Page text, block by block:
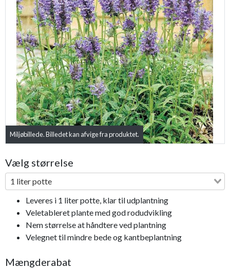
Miljøbillede. Billedet kan afvige fra produktet.
Previous Next
Vælg størrelse
1 liter potte
Leveres i 1 liter potte, klar til udplantning
Veletableret plante med god rodudvikling
Nem størrelse at håndtere ved plantning
Velegnet til mindre bede og kantbeplantning
Mængderabat